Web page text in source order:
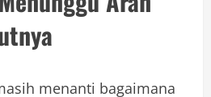
menanti bagaimana